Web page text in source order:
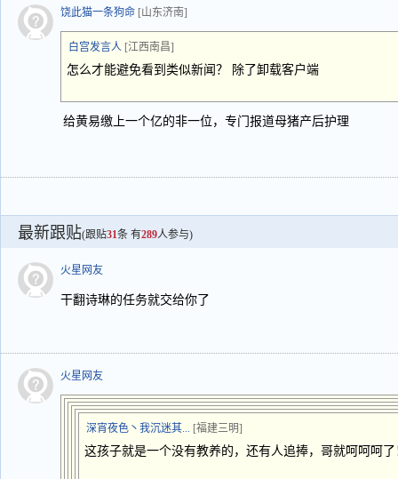
饶此猫一条狗命 [山东济南]
白宫发言人 [江西南昌]
怎么才能避免看到类似新闻？ 除了卸载客户端
给黄易缴上一个亿的非一位，专门报道母猪产后护理
最新跟贴(跟贴31条 有289人参与)
火星网友
干翻诗琳的任务就交给你了
火星网友
深宵夜色丶我沉迷其... [福建三明]
这孩子就是一个没有教养的，还有人追捧，哥就呵呵呵了